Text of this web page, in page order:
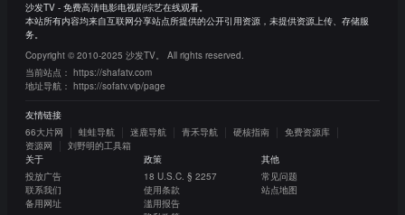
沙发TV - 免费高清电影电视剧综艺在线观看。
本站所有内容均来自互联网分享站点所提供的公开引用资源，未提供资源上传、存储服
务。
Copyright © 2010-2025 沙发TV。 All rights reserved.
当前站点： https://shafatv.com
地址导航： https://sofatv.vip/page
友情链接
66大片网
蛙蛙导航 迷鹿导航 青禾导航 硬核指南
免费资源库
资源网
刘野明的工具箱
关于
投放广告
联系我们
备用网址
政策
18 U.S.C. § 2257
使用条款
滥用报告
其他
常见问题
站点地图